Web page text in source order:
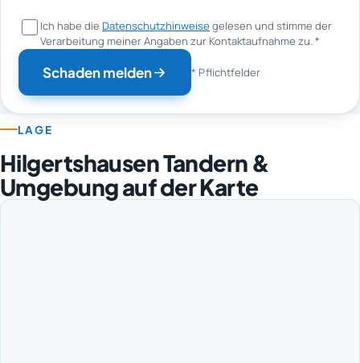
Ich habe die Datenschutzhinweise gelesen und stimme der
Verarbeitung meiner Angaben zur Kontaktaufnahme zu.*
Schaden melden * Pflichtfelder
LAGE
Hilgertshausen Tandern &
Umgebung auf der Karte